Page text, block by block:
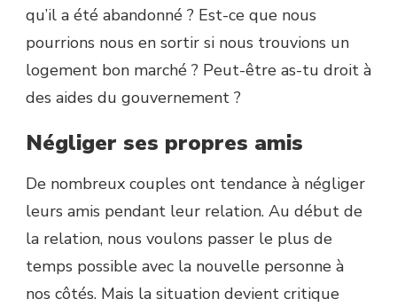
qu’il a été abandonné ? Est-ce que nous
pourrions nous en sortir si nous trouvions un
logement bon marché ? Peut-être as-tu droit à
des aides du gouvernement ?
Négliger ses propres amis
De nombreux couples ont tendance à négliger
leurs amis pendant leur relation. Au début de
la relation, nous voulons passer le plus de
temps possible avec la nouvelle personne à
nos côtés. Mais la situation devient critique